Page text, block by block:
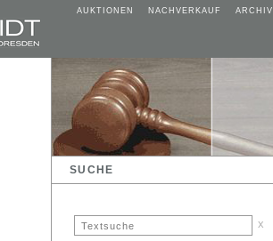
AUKTIONEN NACHVERKAUF ARCHIV
SUCHE
x